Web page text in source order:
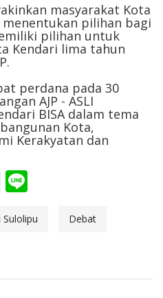
masyarakat Kota
pilihan bagi
pilihan untuk
Kendari lima tahun
perdana pada 30
AJP - ASLI
BISA dalam tema
Kota,
Kerakyatan dan
Telegram
Sulolipu
Debat